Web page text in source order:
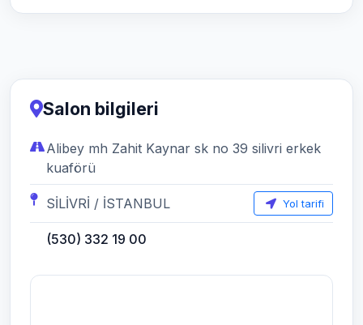
Salon bilgileri
Alibey mh Zahit Kaynar sk no 39 silivri erkek
kuaförü
SİLİVRİ / İSTANBUL Yol tarifi
(530) 332 19 00